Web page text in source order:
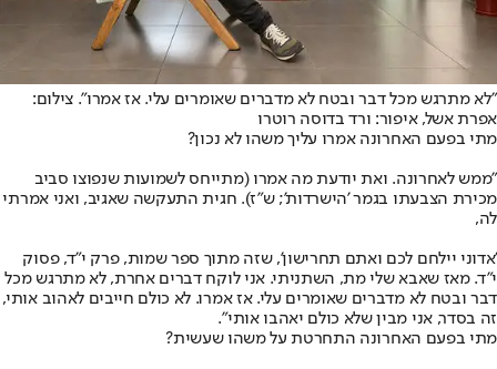
"לא מתרגש מכל דבר ובטח לא מדברים שאומרים עלי. אז אמרו". צילום:
אפרת אשל, איפור: ורד בדוסה רוטרו
מתי בפעם האחרונה אמרו עליך משהו לא נכון?
"ממש לאחרונה. ואת יודעת מה אמרו (מתייחס לשמועות שנפוצו סביב
מכירת הצבעתו בגמר 'הישרדות'; ש"ז). חגית התעקשה שאגיב, ואני אמרתי
לה,
'אדוני יילחם לכם ואתם תחרישון', שזה מתוך ספר שמות, פרק י"ד, פסוק
י"ד. מאז שאבא שלי מת, השתניתי. אני לוקח דברים אחרת, לא מתרגש מכל
דבר ובטח לא מדברים שאומרים עלי. אז אמרו. לא כולם חייבים לאהוב אותי,
זה בסדר, אני מבין שלא כולם יאהבו אותי".
מתי בפעם האחרונה התחרטת על משהו שעשית?